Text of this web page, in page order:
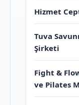
Hizmet
Tuva
Şirketi
Fight &
ve Pilates